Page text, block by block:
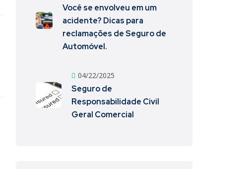
Você se envolveu em um
acidente? Dicas para
reclamações de Seguro de
Automóvel.
04/22/2025
Seguro de
Responsabilidade Civil
Geral Comercial